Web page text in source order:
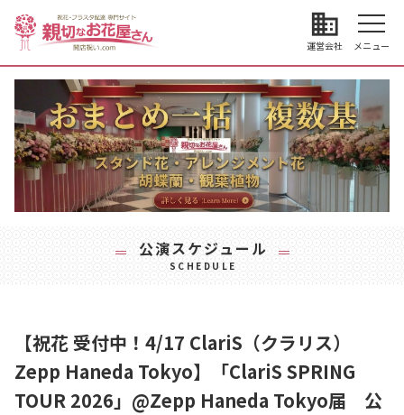
business
運営会社 メニュー
公演スケジュール
SCHEDULE
【祝花 受付中！4/17 ClariS（クラリス）
Zepp Haneda Tokyo】「ClariS SPRING
TOUR 2026」@Zepp Haneda Tokyo届 公